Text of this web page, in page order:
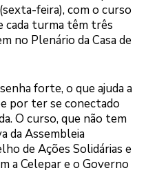
feira), com o curso
cada turma têm três
no Plenário da Casa de
forte, o que ajuda a
por ter se conectado
O curso, que não tem
da Assembleia
de Ações Solidárias e
a Celepar e o Governo